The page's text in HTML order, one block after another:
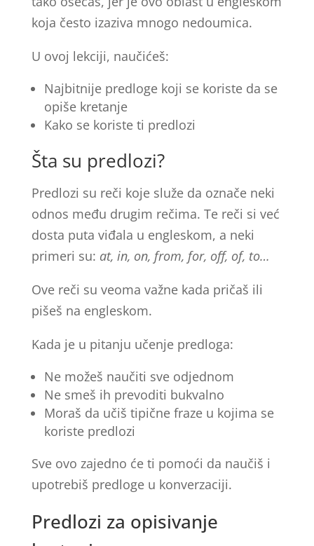
koja često izaziva mnogo nedoumica.
U ovoj lekciji, naučićeš:
Najbitnije predloge koji se koriste da se
opiše kretanje
Kako se koriste ti predlozi
Šta su predlozi?
Predlozi su reči koje služe da označe neki
odnos među drugim rečima. Te reči si već
dosta puta viđala u engleskom, a neki
primeri su: at, in, on, from, for, off, of, to…
Ove reči su veoma važne kada pričaš ili
pišeš na engleskom.
Kada je u pitanju učenje predloga:
Ne možeš naučiti sve odjednom
Ne smeš ih prevoditi bukvalno
Moraš da učiš tipične fraze u kojima se
koriste predlozi
Sve ovo zajedno će ti pomoći da naučiš i
upotrebiš predloge u konverzaciji.
Predlozi za opisivanje